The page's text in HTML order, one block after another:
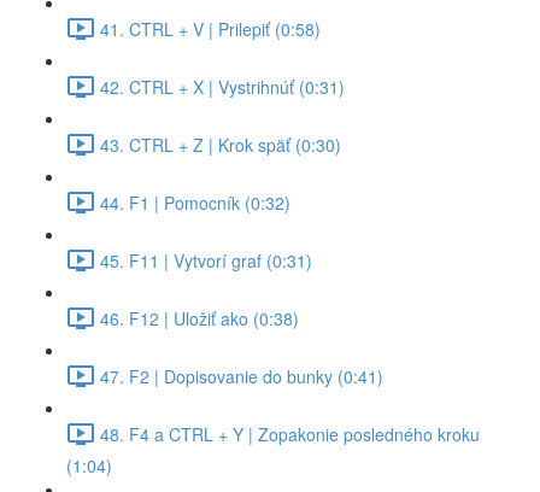
41. CTRL + V | Prilepiť (0:58)
42. CTRL + X | Vystrihnúť (0:31)
43. CTRL + Z | Krok späť (0:30)
44. F1 | Pomocník (0:32)
45. F11 | Vytvorí graf (0:31)
46. F12 | Uložiť ako (0:38)
47. F2 | Dopisovanie do bunky (0:41)
48. F4 a CTRL + Y | Zopakonie posledného kroku
(1:04)